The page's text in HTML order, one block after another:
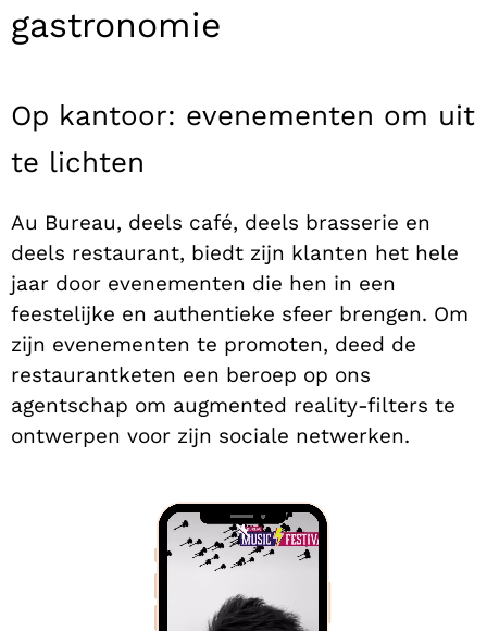
gastronomie
Op kantoor: evenementen om uit
te lichten
Au Bureau, deels café, deels brasserie en
deels restaurant, biedt zijn klanten het hele
jaar door evenementen die hen in een
feestelijke en authentieke sfeer brengen. Om
zijn evenementen te promoten, deed de
restaurantketen een beroep op ons
agentschap om augmented reality-filters te
ontwerpen voor zijn sociale netwerken.